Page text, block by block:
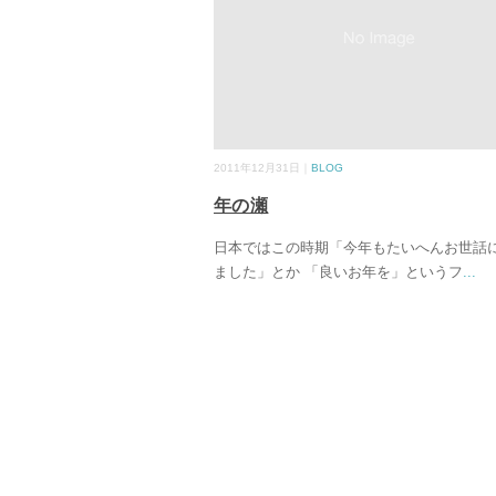
2011年12月31日｜ BLOG
年の瀬
日本ではこの時期「今年もたいへんお世話
ました」とか 「良いお年を」というフ...